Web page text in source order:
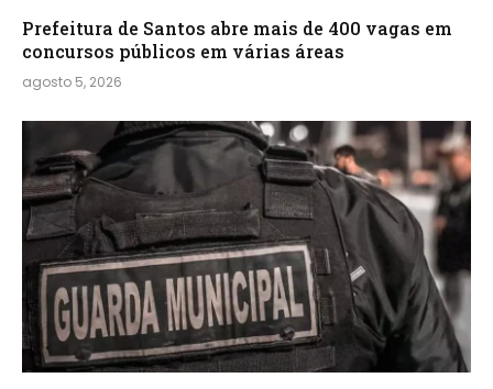
Prefeitura de Santos abre mais de 400 vagas em
concursos públicos em várias áreas
agosto 5, 2026